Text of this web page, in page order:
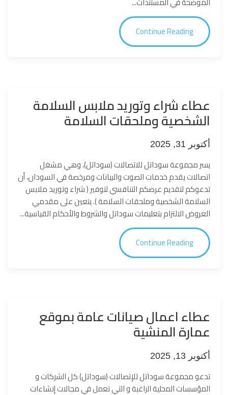
Continue Reading
عطاء شراء وتوريد ملابس السلامة
الشخصية وملحقات السلامة
أكتوبر 31, 2025
يسر مجموعة سوداتل للاتصالات (سوداتل)، وهي مشغل
اتصالات يقدم خدمات الصوت والبيانات ومرخصة في السودان، أن
تدعوكم لتقديم عرضكم التنافسي لتوفير ( شراء وتوريد ملابس
السلامة الشخصية وملحقات السلامة ). يتعين على مقدمي
العروض الالتزام بتعليمات سوداتل والشروط والأحكام القياسية...
Continue Reading
عطاء اعمال صيانات عامة بموقع
عمارة المنشية
أكتوبر 13, 2025
تدعو مجموعة سوداتل للإتصالات (سوداتل) كل اﻟﺷرﻛﺎت و
اﻟﻣؤﺳﺳﺎت اﻟﻣﺣﻠﯾﺔ اﻟراﻏﺑﺔ و اﻟﺗﻲ ﺗﻌﻣل ﻓﻲ مجالات إنشاءات